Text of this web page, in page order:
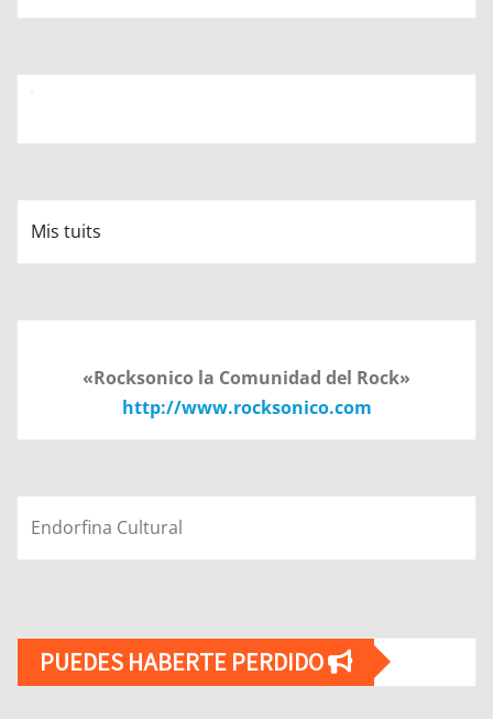
Mis tuits
«Rocksonico la Comunidad del Rock»
http://www.rocksonico.com
Endorfina Cultural
PUEDES HABERTE PERDIDO